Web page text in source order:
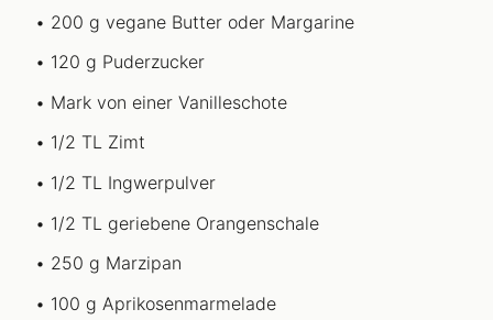
200 g vegane Butter oder Margarine
120 g Puderzucker
Mark von einer Vanilleschote
1/2 TL Zimt
1/2 TL Ingwerpulver
1/2 TL geriebene Orangenschale
250 g Marzipan
100 g Aprikosenmarmelade